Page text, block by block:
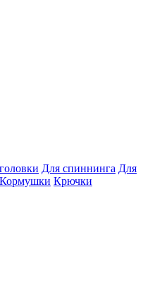
Для спиннинга Для
Кормушки Крючки